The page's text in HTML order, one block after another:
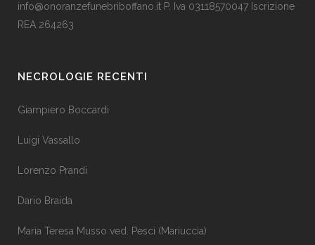
info@onoranzefunebriboffano.it P. Iva 03118570047 Iscrizione
REA 264263
NECROLOGIE RECENTI
Giampiero Boccardi
Luigi Vassallo
Lorenzo Prandi
Dario Braida
Maria Teresa Musso ved. Pesci (Mariuccia)